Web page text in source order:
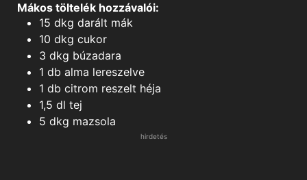
Mákos töltelék hozzávalói:
15 dkg darált mák
10 dkg cukor
3 dkg búzadara
1 db alma lereszelve
1 db citrom reszelt héja
1,5 dl tej
5 dkg mazsola
hirdetés